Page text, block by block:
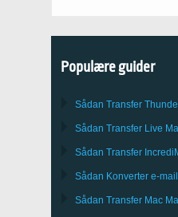
Populære guider
Sådan Transfer
Sådan Transfer Live
Sådan Transfer
Sådan Konverter e-
Sådan Transfer Mac